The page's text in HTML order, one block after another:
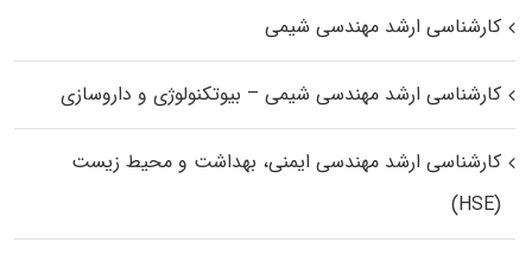
کارشناسی ارشد مهندسی شیمی
کارشناسی ارشد مهندسی شیمی – بیوتکنولوژی و داروسازی
کارشناسی ارشد مهندسی ایمنی، بهداشت و محیط زیست
(HSE)